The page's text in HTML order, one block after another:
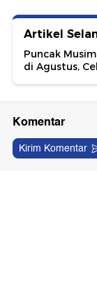
Artikel
Puncak
di Agustus,